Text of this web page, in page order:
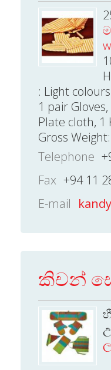
: Light
1 pair
Plate cloth, 1
Gross
Telephone
Fax +94 11
E-mail
කිචන්